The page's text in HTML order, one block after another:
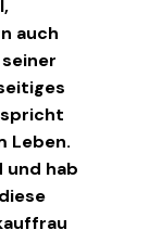
auch
Leben.
und hab